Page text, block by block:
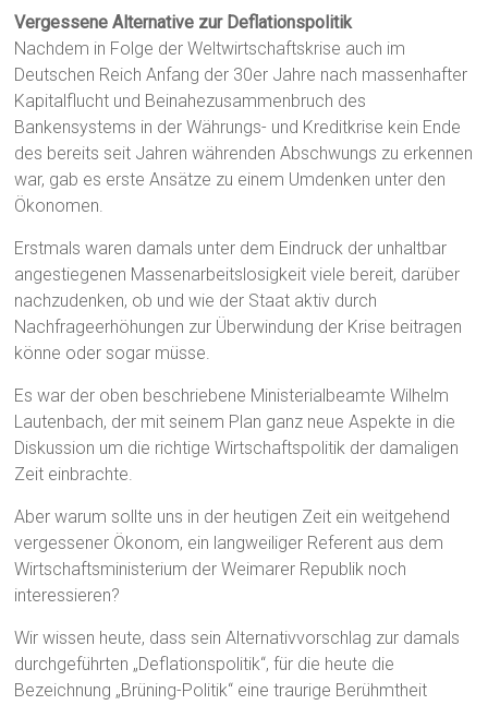
Vergessene Alternative zur Deflationspolitik
Nachdem in Folge der Weltwirtschaftskrise auch im
Deutschen Reich Anfang der 30er Jahre nach massenhafter
Kapitalflucht und Beinahezusammenbruch des
Bankensystems in der Währungs- und Kreditkrise kein Ende
des bereits seit Jahren währenden Abschwungs zu erkennen
war, gab es erste Ansätze zu einem Umdenken unter den
Ökonomen.
Erstmals waren damals unter dem Eindruck der unhaltbar
angestiegenen Massenarbeitslosigkeit viele bereit, darüber
nachzudenken, ob und wie der Staat aktiv durch
Nachfrageerhöhungen zur Überwindung der Krise beitragen
könne oder sogar müsse.
Es war der oben beschriebene Ministerialbeamte Wilhelm
Lautenbach, der mit seinem Plan ganz neue Aspekte in die
Diskussion um die richtige Wirtschaftspolitik der damaligen
Zeit einbrachte.
Aber warum sollte uns in der heutigen Zeit ein weitgehend
vergessener Ökonom, ein langweiliger Referent aus dem
Wirtschaftsministerium der Weimarer Republik noch
interessieren?
Wir wissen heute, dass sein Alternativvorschlag zur damals
durchgeführten „Deflationspolitik“, für die heute die
Bezeichnung „Brüning-Politik“ eine traurige Berühmtheit